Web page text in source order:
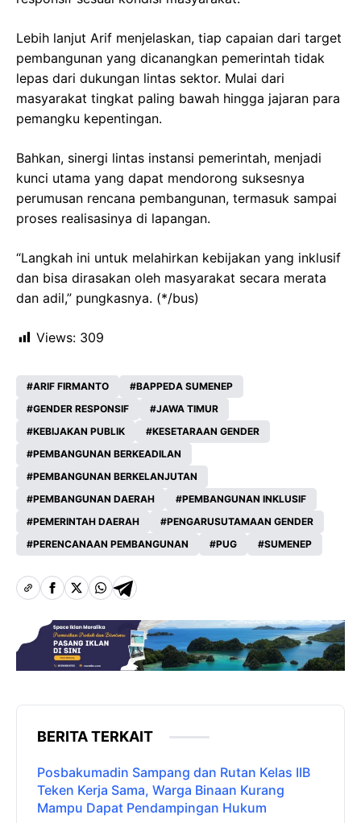
Lebih lanjut Arif menjelaskan, tiap capaian dari target
pembangunan yang dicanangkan pemerintah tidak
lepas dari dukungan lintas sektor. Mulai dari
masyarakat tingkat paling bawah hingga jajaran para
pemangku kepentingan.
Bahkan, sinergi lintas instansi pemerintah, menjadi
kunci utama yang dapat mendorong suksesnya
perumusan rencana pembangunan, termasuk sampai
proses realisasinya di lapangan.
“Langkah ini untuk melahirkan kebijakan yang inklusif
dan bisa dirasakan oleh masyarakat secara merata
dan adil,” pungkasnya. (*/bus)
Views: 309
ARIF FIRMANTO
BAPPEDA SUMENEP
GENDER RESPONSIF
JAWA TIMUR
KEBIJAKAN PUBLIK
KESETARAAN GENDER
PEMBANGUNAN BERKEADILAN
PEMBANGUNAN BERKELANJUTAN
PEMBANGUNAN DAERAH
PEMBANGUNAN INKLUSIF
PEMERINTAH DAERAH
PENGARUSUTAMAAN GENDER
PERENCANAAN PEMBANGUNAN
PUG SUMENEP
BERITA TERKAIT
Posbakumadin Sampang dan Rutan Kelas IIB
Teken Kerja Sama, Warga Binaan Kurang
Mampu Dapat Pendampingan Hukum